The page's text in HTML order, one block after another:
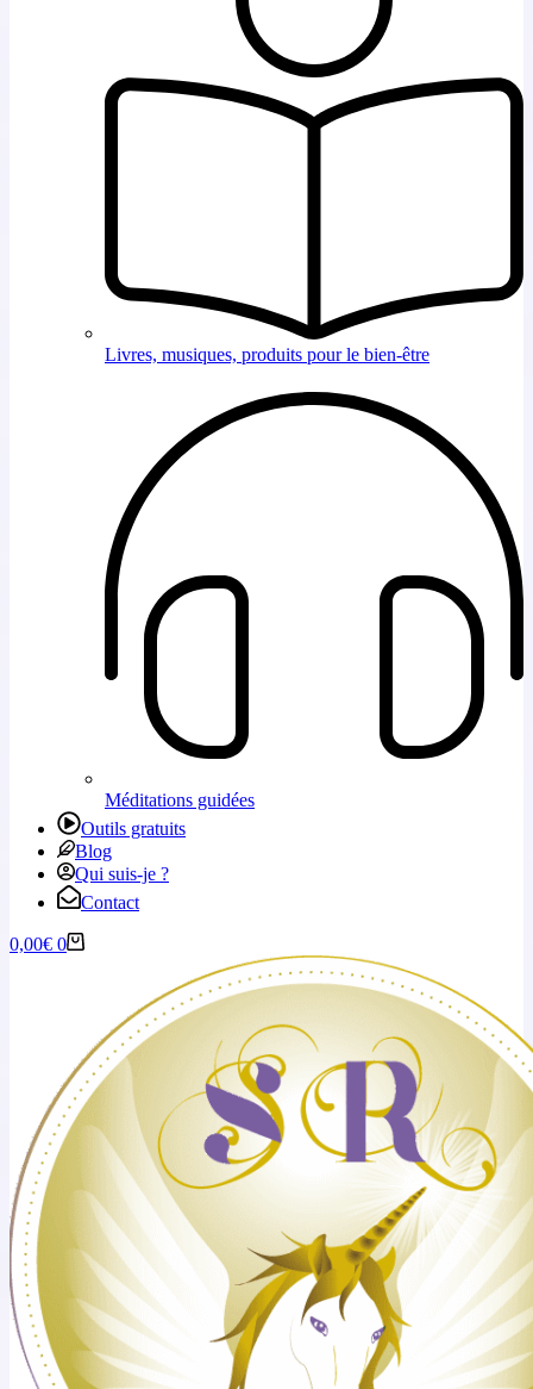
Livres, musiques, produits pour le bien-être
Méditations guidées
Outils gratuits
Blog
Qui suis-je ?
Contact
0,00€ 0